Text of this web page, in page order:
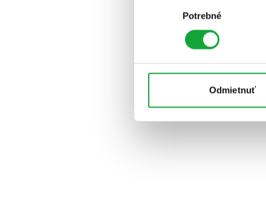
Potrebné
Odmietnuť